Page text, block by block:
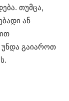
თუმცა,
ან
გაიაროთ